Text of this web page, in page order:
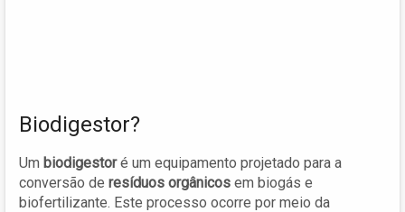
Biodigestor?
Um biodigestoré um equipamento projetado para a
conversão de resíduos orgânicos em biogás e
biofertilizante. Este processo ocorre por meio da